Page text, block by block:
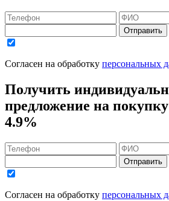
Отправить
Согласен на обработку персональных
Получить
предложение на
4.9%
Отправить
Согласен на обработку персональных